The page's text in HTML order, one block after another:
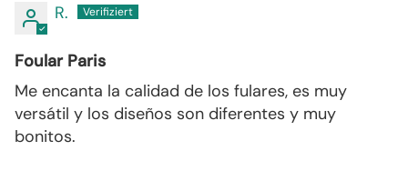
R.
Foular Paris
Me encanta la calidad de los fulares, es muy
versátil y los diseños son diferentes y muy
bonitos.